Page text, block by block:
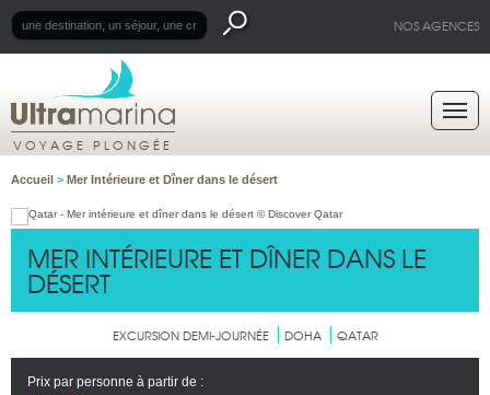
NOS AGENCES
VOYAGE PLONGÉE
Accueil > Mer Intérieure et Dîner dans le désert
MER INTÉRIEURE ET DÎNER DANS LE
DÉSERT
EXCURSION DEMI-JOURNÉE DOHA QATAR
Prix par personne à partir de :